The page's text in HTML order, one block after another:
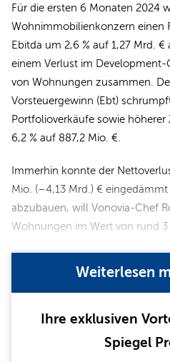
Für die ersten 6 Monaten 2024
Wohnimmobilienkonzern einen
Ebitda um 2,6 % auf 1,27 Mrd.
einem Verlust im
von Wohnungen zusammen.
Vorsteuergewinn (Ebt)
Portfolioverkäufe sowie
6,2 % auf 887,2 Mio. €.
Immerhin konnte der
Mio. (–4,13 Mrd.) €
abzubauen, will Vonovia-Chef
Wohnungen im Wert von rund 3
Weiterlesen
Ihre exklusiven
Spiegel